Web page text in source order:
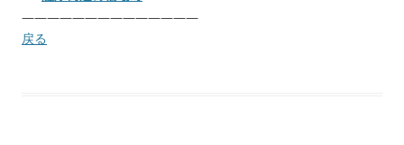
——————————————
戻る